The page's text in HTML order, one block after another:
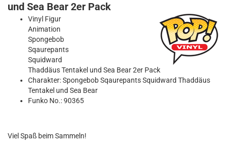
und Sea Bear 2er Pack
Vinyl Figur
Animation
Spongebob
Sqaurepants
Squidward
Thaddäus Tentakel und Sea Bear 2er Pack
Charakter: Spongebob Sqaurepants Squidward Thaddäus
Tentakel und Sea Bear
Funko No.: 90365
Viel Spaß beim Sammeln!